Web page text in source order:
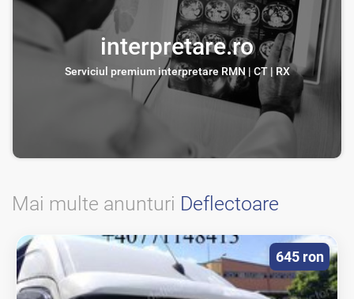
interpretare.ro
Serviciul premium interpretare RMN | CT | RX
Mai multe anunturi Deflectoare
645 ron